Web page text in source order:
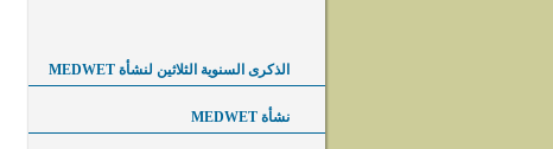
الذكرى السنوية الثلاثين لنشأة MEDWET
نشأة MEDWET